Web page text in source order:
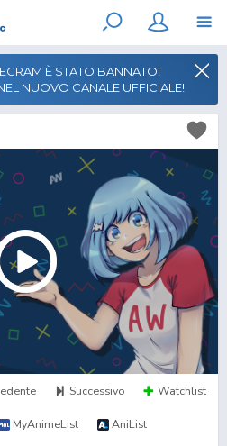
È STATO BANNATO!
NUOVO CANALE UFFICIALE!
Successivo Watchlist
MyAnimeList AniList